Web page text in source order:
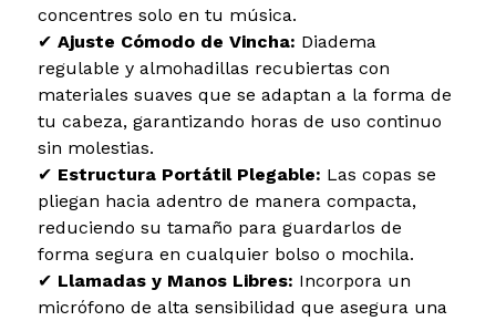
concentres solo en tu música.
✔ Ajuste Cómodo de Vincha: Diadema
regulable y almohadillas recubiertas con
materiales suaves que se adaptan a la forma de
tu cabeza, garantizando horas de uso continuo
sin molestias.
✔ Estructura Portátil Plegable: Las copas se
pliegan hacia adentro de manera compacta,
reduciendo su tamaño para guardarlos de
forma segura en cualquier bolso o mochila.
✔ Llamadas y Manos Libres: Incorpora un
micrófono de alta sensibilidad que asegura una